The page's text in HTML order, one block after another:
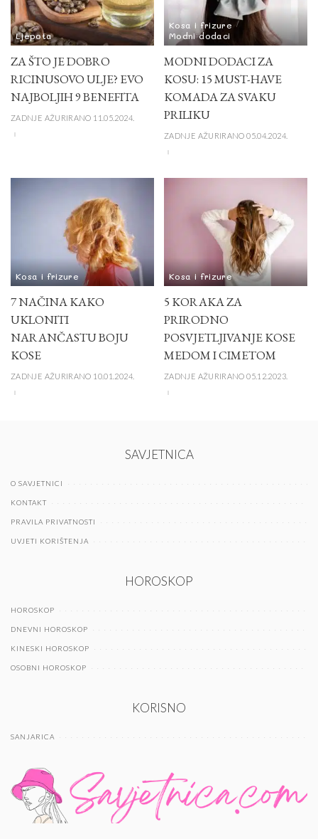
Ljepota
ZA ŠTO JE DOBRO
RICINUSOVO ULJE? EVO
NAJBOLJIH 9 BENEFITA
ZADNJE AŽURIRANO 11.05.2024.
Kosa i frizure
Modni dodaci
MODNI DODACI ZA
KOSU: 15 MUST-HAVE
KOMADA ZA SVAKU
PRILIKU
ZADNJE AŽURIRANO 05.04.2024.
Kosa i frizure
7 NAČINA KAKO
UKLONITI
NARANČASTU BOJU
KOSE
ZADNJE AŽURIRANO 10.01.2024.
Kosa i frizure
5 KORAKA ZA
PRIRODNO
POSVJETLJIVANJE KOSE
MEDOM I CIMETOM
ZADNJE AŽURIRANO 05.12.2023.
SAVJETNICA
O SAVJETNICI
KONTAKT
PRAVILA PRIVATNOSTI
UVJETI KORIŠTENJA
HOROSKOP
HOROSKOP
DNEVNI HOROSKOP
KINESKI HOROSKOP
OSOBNI HOROSKOP
KORISNO
SANJARICA